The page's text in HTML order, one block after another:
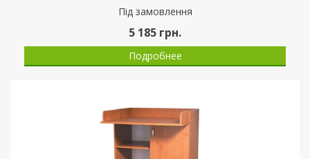
Пiд замовлення
5 185 грн.
Подробнее